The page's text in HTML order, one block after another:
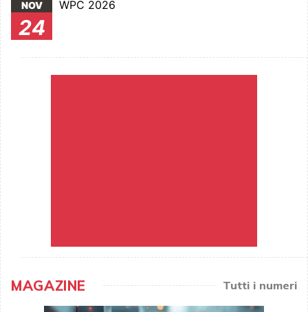
NOV
24
WPC 2026
MAGAZINE Tutti i numeri